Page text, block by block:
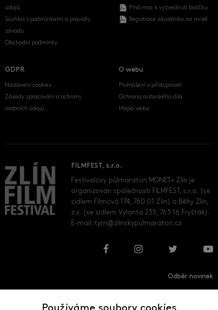
údajů
Souhlas s podmínkami a pravidly
závodu
Obchodní podmínky
Plná moc k vyzvednutí balíčku
Registrace závodníka na místě
GDPR
Nastavení cookies
Zásady zpracování a ochrany
osobních údajů
O webu
Prohlášení o přístupnosti
Ochrana autorského díla
Mapa webu
FILMFEST, s.r.o.
Festivalový půlmaraton MONET+ Zlín je
organizován společností FILMFEST, s.r.o. (se
sídlem Filmová 174, 760 01 Zlín) a Běhy Zlín,
z.s. (se sídlem Vylanta 235, 763 16 Fryšták).
E-mail:tym@zlinskypulmaraton.cz
Odběr novinek